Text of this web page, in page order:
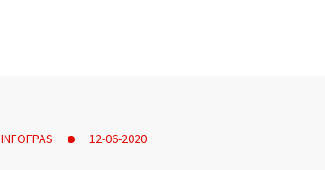
INFOFPAS 12-06-2020